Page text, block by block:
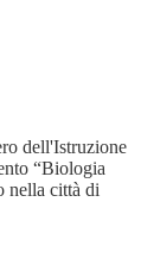
dell'Istruzione
“Biologia
nella città di